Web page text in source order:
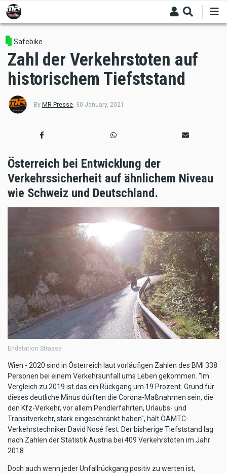
Skip
to
main
content
Safebike
Zahl der Verkehrstoten auf
historischem Tiefststand
By MR Presse, 30 January, 2021
Österreich bei Entwicklung der
Verkehrssicherheit auf ähnlichem Niveau
wie Schweiz und Deutschland.
Endstation Strasse
Wien - 2020 sind in Österreich laut vorläufigen Zahlen des BMI 338
Personen bei einem Verkehrsunfall ums Leben gekommen. "Im
Vergleich zu 2019 ist das ein Rückgang um 19 Prozent. Grund für
dieses deutliche Minus dürften die Corona-Maßnahmen sein, die
den Kfz-Verkehr, vor allem Pendlerfahrten, Urlaubs- und
Transitverkehr, stark eingeschränkt haben", hält ÖAMTC-
Verkehrstechniker David Nosé fest. Der bisherige Tiefststand lag
nach Zahlen der Statistik Austria bei 409 Verkehrstoten im Jahr
2018.
Doch auch wenn jeder Unfallrückgang positiv zu werten ist,